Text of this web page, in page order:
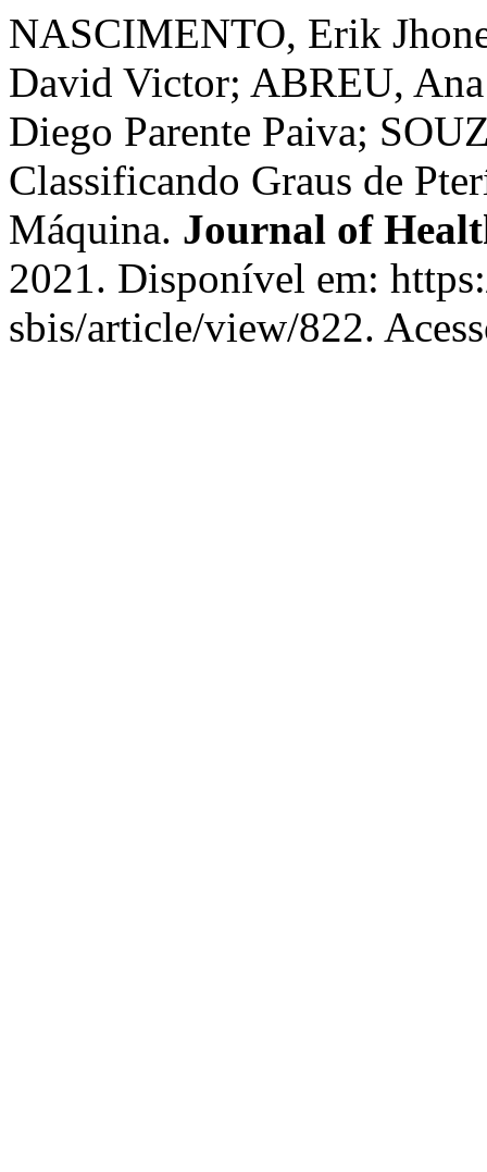
NASCIMENTO, Erik
David Victor; ABREU,
Diego Parente Paiva;
Classificando Graus de
Máquina. Journal of
2021. Disponível em:
sbis/article/view/822.